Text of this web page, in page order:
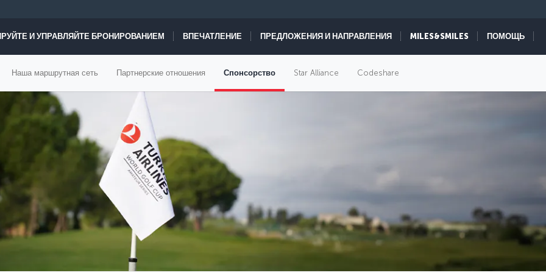
И УПРАВЛЯЙТЕ БРОНИРОВАНИЕМ ВПЕЧАТЛЕНИЕ ПРЕДЛОЖЕНИЯ И НАПРАВЛЕНИЯ MILES&SMILES ПОМОЩЬ
Наша маршрутная сеть Партнерские отношения Спонсорство Star Alliance Codeshare